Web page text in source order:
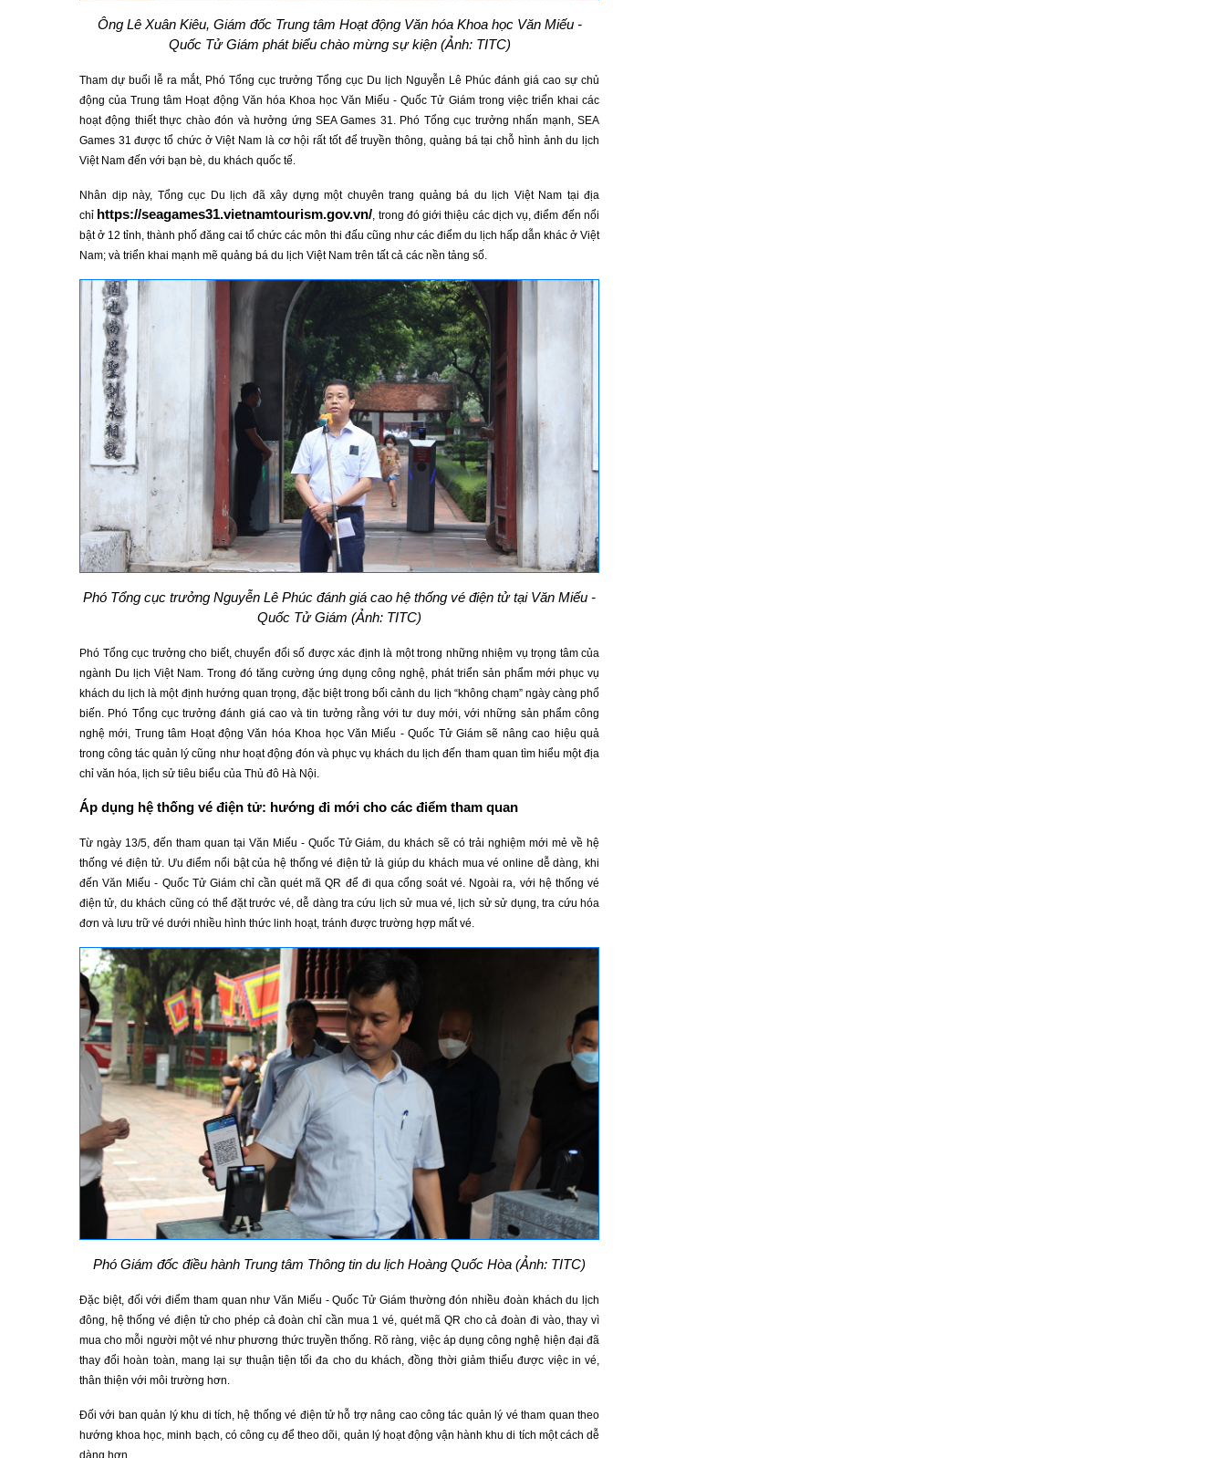
Ông Lê Xuân Kiêu, Giám đốc Trung tâm Hoạt động Văn hóa Khoa học Văn Miếu -
Quốc Tử Giám phát biểu chào mừng sự kiện (Ảnh: TITC)
Tham dự buổi lễ ra mắt, Phó Tổng cục trưởng Tổng cục Du lịch Nguyễn Lê Phúc đánh giá cao sự chủ
động của Trung tâm Hoạt động Văn hóa Khoa học Văn Miếu - Quốc Tử Giám trong việc triển khai các
hoạt động thiết thực chào đón và hưởng ứng SEA Games 31. Phó Tổng cục trưởng nhấn mạnh, SEA
Games 31 được tổ chức ở Việt Nam là cơ hội rất tốt để truyền thông, quảng bá tại chỗ hình ảnh du lịch
Việt Nam đến với bạn bè, du khách quốc tế.
Nhân dịp này, Tổng cục Du lịch đã xây dựng một chuyên trang quảng bá du lịch Việt Nam tại địa
chỉ https://seagames31.vietnamtourism.gov.vn/, trong đó giới thiệu các dịch vụ, điểm đến nổi
bật ở 12 tỉnh, thành phố đăng cai tổ chức các môn thi đấu cũng như các điểm du lịch hấp dẫn khác ở Việt
Nam; và triển khai mạnh mẽ quảng bá du lịch Việt Nam trên tất cả các nền tảng số.
Phó Tổng cục trưởng Nguyễn Lê Phúc đánh giá cao hệ thống vé điện tử tại Văn Miếu -
Quốc Tử Giám (Ảnh: TITC)
Phó Tổng cục trưởng cho biết, chuyển đổi số được xác định là một trong những nhiệm vụ trọng tâm của
ngành Du lịch Việt Nam. Trong đó tăng cường ứng dụng công nghệ, phát triển sản phẩm mới phục vụ
khách du lịch là một định hướng quan trọng, đặc biệt trong bối cảnh du lịch “không chạm” ngày càng phổ
biến. Phó Tổng cục trưởng đánh giá cao và tin tưởng rằng với tư duy mới, với những sản phẩm công
nghệ mới, Trung tâm Hoạt động Văn hóa Khoa học Văn Miếu - Quốc Tử Giám sẽ nâng cao hiệu quả
trong công tác quản lý cũng như hoạt động đón và phục vụ khách du lịch đến tham quan tìm hiểu một địa
chỉ văn hóa, lịch sử tiêu biểu của Thủ đô Hà Nội.
Áp dụng hệ thống vé điện tử: hướng đi mới cho các điểm tham quan
Từ ngày 13/5, đến tham quan tại Văn Miếu - Quốc Tử Giám, du khách sẽ có trải nghiệm mới mẻ về hệ
thống vé điện tử. Ưu điểm nổi bật của hệ thống vé điện tử là giúp du khách mua vé online dễ dàng, khi
đến Văn Miếu - Quốc Tử Giám chỉ cần quét mã QR để đi qua cổng soát vé. Ngoài ra, với hệ thống vé
điện tử, du khách cũng có thể đặt trước vé, dễ dàng tra cứu lịch sử mua vé, lịch sử sử dụng, tra cứu hóa
đơn và lưu trữ vé dưới nhiều hình thức linh hoạt, tránh được trường hợp mất vé.
Phó Giám đốc điều hành Trung tâm Thông tin du lịch Hoàng Quốc Hòa (Ảnh: TITC)
Đặc biệt, đối với điểm tham quan như Văn Miếu - Quốc Tử Giám thường đón nhiều đoàn khách du lịch
đông, hệ thống vé điện tử cho phép cả đoàn chỉ cần mua 1 vé, quét mã QR cho cả đoàn đi vào, thay vì
mua cho mỗi người một vé như phương thức truyền thống. Rõ ràng, việc áp dụng công nghệ hiện đại đã
thay đổi hoàn toàn, mang lại sự thuận tiện tối đa cho du khách, đồng thời giảm thiểu được việc in vé,
thân thiện với môi trường hơn.
Đối với ban quản lý khu di tích, hệ thống vé điện tử hỗ trợ nâng cao công tác quản lý vé tham quan theo
hướng khoa học, minh bạch, có công cụ để theo dõi, quản lý hoạt động vận hành khu di tích một cách dễ
dàng hơn.